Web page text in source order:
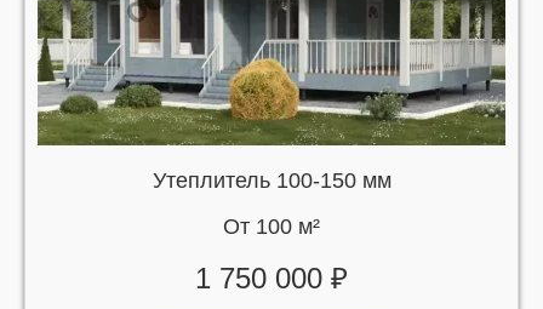
Утеплитель 100-150 мм
От 100 м²
1 750 000 ₽